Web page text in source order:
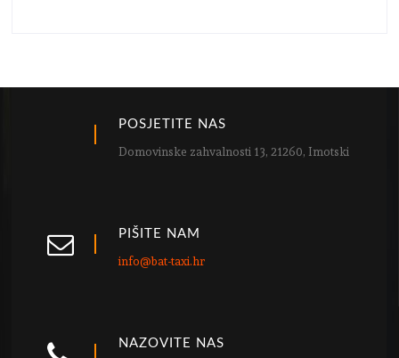
POSJETITE NAS
Domovinske zahvalnosti 13, 21260, Imotski
PIŠITE NAM
info@bat-taxi.hr
NAZOVITE NAS